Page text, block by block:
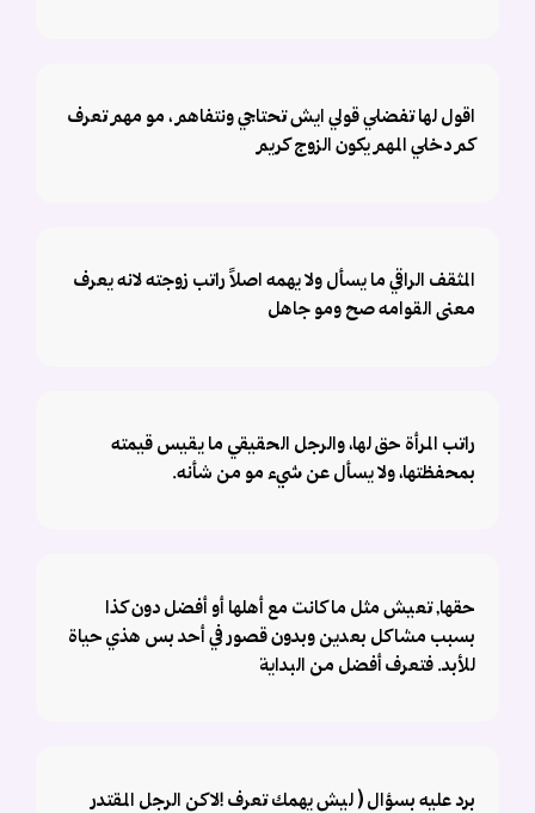
اقول لها تفضلي قولي ايش تحتاجي ونتفاهم ، مو مهم تعرف
كم دخلي المهم يكون الزوج كريم
المثقف الراقي ما يسأل ولا يهمه اصلاً راتب زوجته لانه يعرف
معنى القوامه صح ومو جاهل
راتب المرأة حق لها، والرجل الحقيقي ما يقيس قيمته
بمحفظتها، ولا يسأل عن شيء مو من شأنه.
حقها, تعيش مثل ما كانت مع أهلها أو أفضل دون كذا
بسبب مشاكل بعدين وبدون قصور في أحد بس هذي حياة
للأبد. فتعرف أفضل من البداية
برد عليه بسؤال ( ليش يهمك تعرف !لاكن الرجل المقتدر